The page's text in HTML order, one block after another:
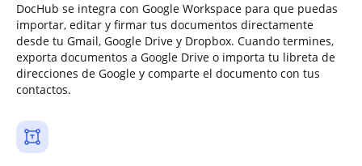
DocHub se integra con Google Workspace para que puedas
importar, editar y firmar tus documentos directamente
desde tu Gmail, Google Drive y Dropbox. Cuando termines,
exporta documentos a Google Drive o importa tu libreta de
direcciones de Google y comparte el documento con tus
contactos.